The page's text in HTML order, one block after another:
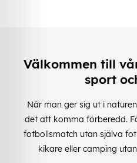
Välkommen till
sport
När man ger sig ut i
det att komma förberedd.
fotbollsmatch utan själva
kikare eller camping